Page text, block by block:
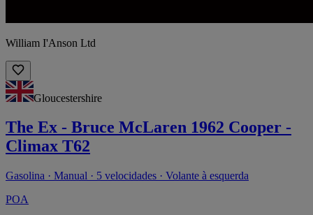
William I'Anson Ltd
Gloucestershire
The Ex - Bruce McLaren 1962 Cooper -
Climax T62
Gasolina · Manual · 5 velocidades · Volante à esquerda
POA